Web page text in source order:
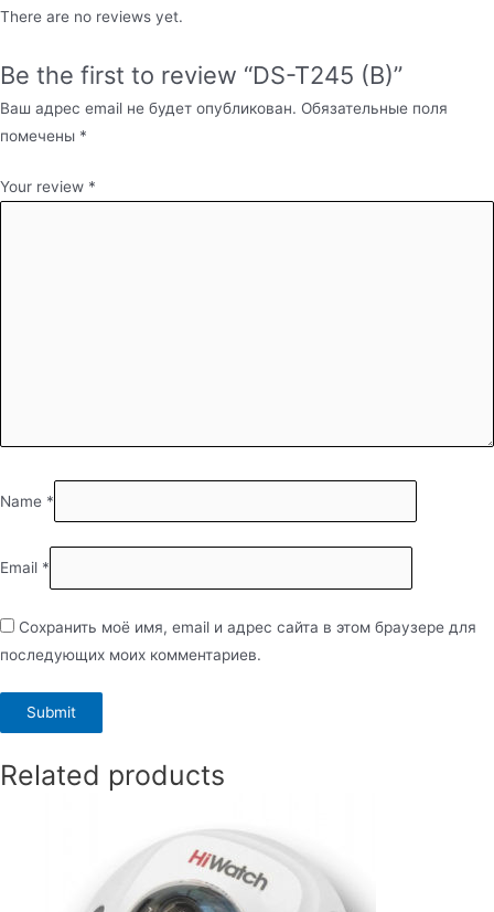
There are no reviews yet.
Be the first to review “DS-T245 (B)”
Ваш адрес email не будет опубликован. Обязательные поля
помечены *
Your review *
Name *
Email *
Сохранить моё имя, email и адрес сайта в этом браузере для
последующих моих комментариев.
Related products